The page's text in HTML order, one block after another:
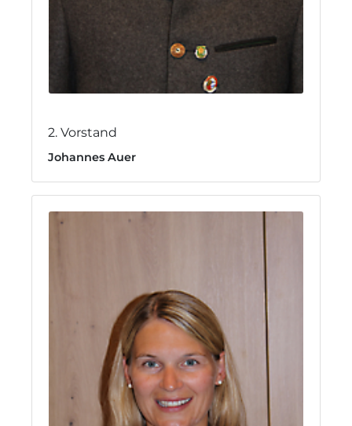
2. Vorstand
Johannes Auer